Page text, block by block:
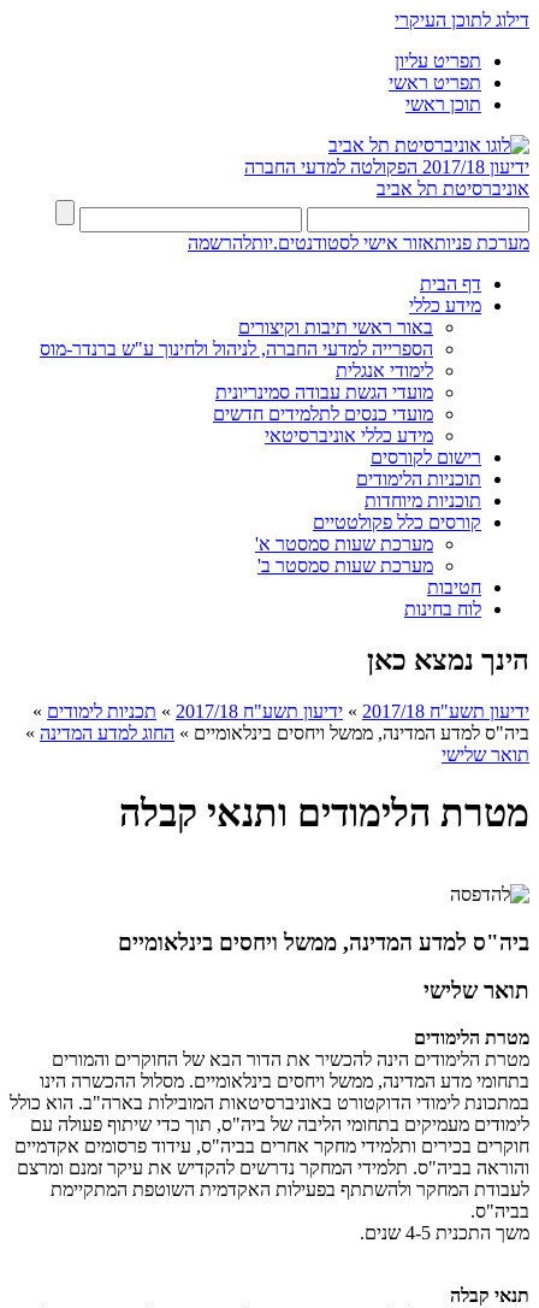
דילוג לתוכן העיקרי
תפריט עליון
תפריט ראשי
תוכן ראשי
ידיעון 2017/18
הפקולטה למדעי החברה
אוניברסיטת תל אביב
מערכת פניותאזור אישי לסטודנטים.יותלהרשמה
דף הבית
מידע כללי
באור ראשי תיבות וקיצורים
הספרייה למדעי החברה, לניהול ולחינוך ע"ש ברנדר-מוס
לימודי אנגלית
מועדי הגשת עבודה סמינריונית
מועדי כנסים לתלמידים חדשים
מידע כללי אוניברסיטאי
רישום לקורסים
תוכניות הלימודים
תוכניות מיוחדות
קורסים כלל פקולטטיים
מערכת שעות סמסטר א'
מערכת שעות סמסטר ב'
חטיבות
לוח בחינות
הינך נמצא כאן
ידיעון תשע"ח 2017/18 » ידיעון תשע"ח 2017/18 » תכניות לימודים »
ביה"ס למדע המדינה, ממשל ויחסים בינלאומיים » החוג למדע המדינה »
תואר שלישי
מטרת הלימודים ותנאי קבלה
ביה"ס למדע המדינה, ממשל ויחסים בינלאומיים
תואר שלישי
מטרת הלימודים
מטרת הלימודים הינה להכשיר את הדור הבא של החוקרים והמורים
בתחומי מדע המדינה, ממשל ויחסים בינלאומיים. מסלול ההכשרה הינו
במתכונת לימודי הדוקטורט באוניברסיטאות המובילות בארה"ב. הוא כולל
לימודים מעמיקים בתחומי הליבה של ביה"ס, תוך כדי שיתוף פעולה עם
חוקרים בכירים ותלמידי מחקר אחרים בביה"ס, עידוד פרסומים אקדמיים
והוראה בביה"ס. תלמידי המחקר נדרשים להקדיש את עיקר זמנם ומרצם
לעבודת המחקר ולהשתתף בפעילות האקדמית השוטפת המתקיימת
בביה"ס.
משך התכנית 4-5 שנים.
תנאי קבלה